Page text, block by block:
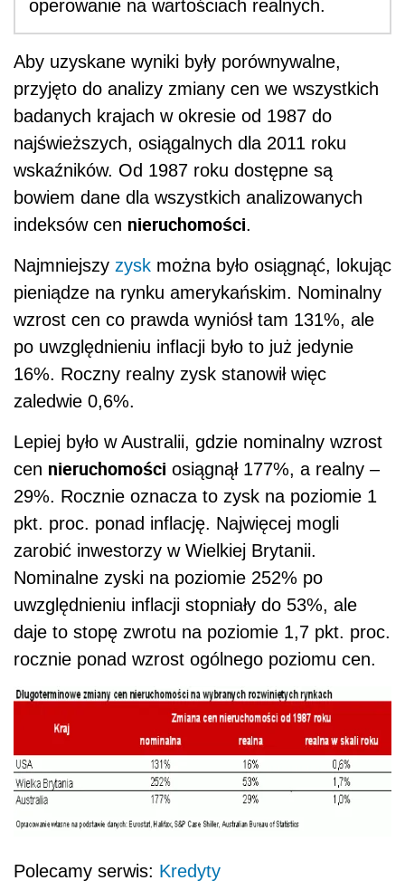
operowanie na wartościach realnych.
Aby uzyskane wyniki były porównywalne,
przyjęto do analizy zmiany cen we wszystkich
badanych krajach w okresie od 1987 do
najświeższych, osiągalnych dla 2011 roku
wskaźników. Od 1987 roku dostępne są
bowiem dane dla wszystkich analizowanych
indeksów cen nieruchomości.
Najmniejszy zysk można było osiągnąć, lokując
pieniądze na rynku amerykańskim. Nominalny
wzrost cen co prawda wyniósł tam 131%, ale
po uwzględnieniu inflacji było to już jedynie
16%. Roczny realny zysk stanowił więc
zaledwie 0,6%.
Lepiej było w Australii, gdzie nominalny wzrost
cen nieruchomości osiągnął 177%, a realny –
29%. Rocznie oznacza to zysk na poziomie 1
pkt. proc. ponad inflację. Najwięcej mogli
zarobić inwestorzy w Wielkiej Brytanii.
Nominalne zyski na poziomie 252% po
uwzględnieniu inflacji stopniały do 53%, ale
daje to stopę zwrotu na poziomie 1,7 pkt. proc.
rocznie ponad wzrost ogólnego poziomu cen.
Polecamy serwis: Kredyty